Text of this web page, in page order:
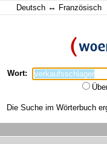
Deutsch ↔ Französisch
Wort:
Die Suche im Wörterbuch